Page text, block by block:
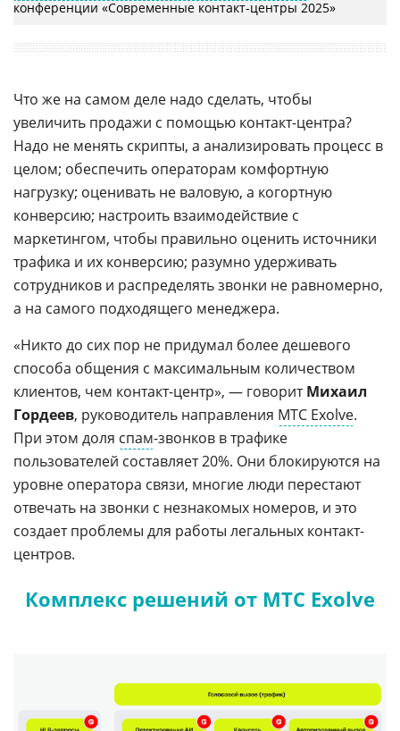
конференции «Современные контакт-центры 2025»
Что же на самом деле надо сделать, чтобы
увеличить продажи с помощью контакт-центра?
Надо не менять скрипты, а анализировать процесс в
целом; обеспечить операторам комфортную
нагрузку; оценивать не валовую, а когортную
конверсию; настроить взаимодействие с
маркетингом, чтобы правильно оценить источники
трафика и их конверсию; разумно удерживать
сотрудников и распределять звонки не равномерно,
а на самого подходящего менеджера.
«Никто до сих пор не придумал более дешевого
способа общения с максимальным количеством
клиентов, чем контакт-центр», — говоритМихаил
Гордеев, руководитель направления MTC Exolve.
При этом доля спам-звонков в трафике
пользователей составляет 20%. Они блокируются на
уровне оператора связи, многие люди перестают
отвечать на звонки с незнакомых номеров, и это
создает проблемы для работы легальных контакт-
центров.
Комплекс решений от MTC Exolve